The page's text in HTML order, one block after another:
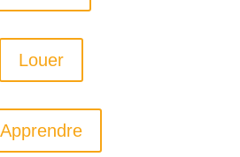
Louer
Apprendre